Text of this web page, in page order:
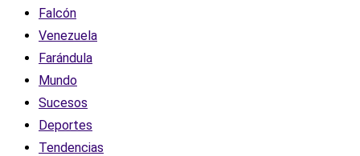
Falcón
Venezuela
Farándula
Mundo
Sucesos
Deportes
Tendencias